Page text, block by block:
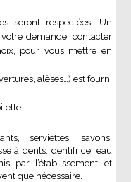
seront respectées. Un
demande, contacter
pour vous mettre en
alèses…) est fourni
:
serviettes, savons,
à dents, dentifrice, eau
par l’établissement et
que nécessaire.